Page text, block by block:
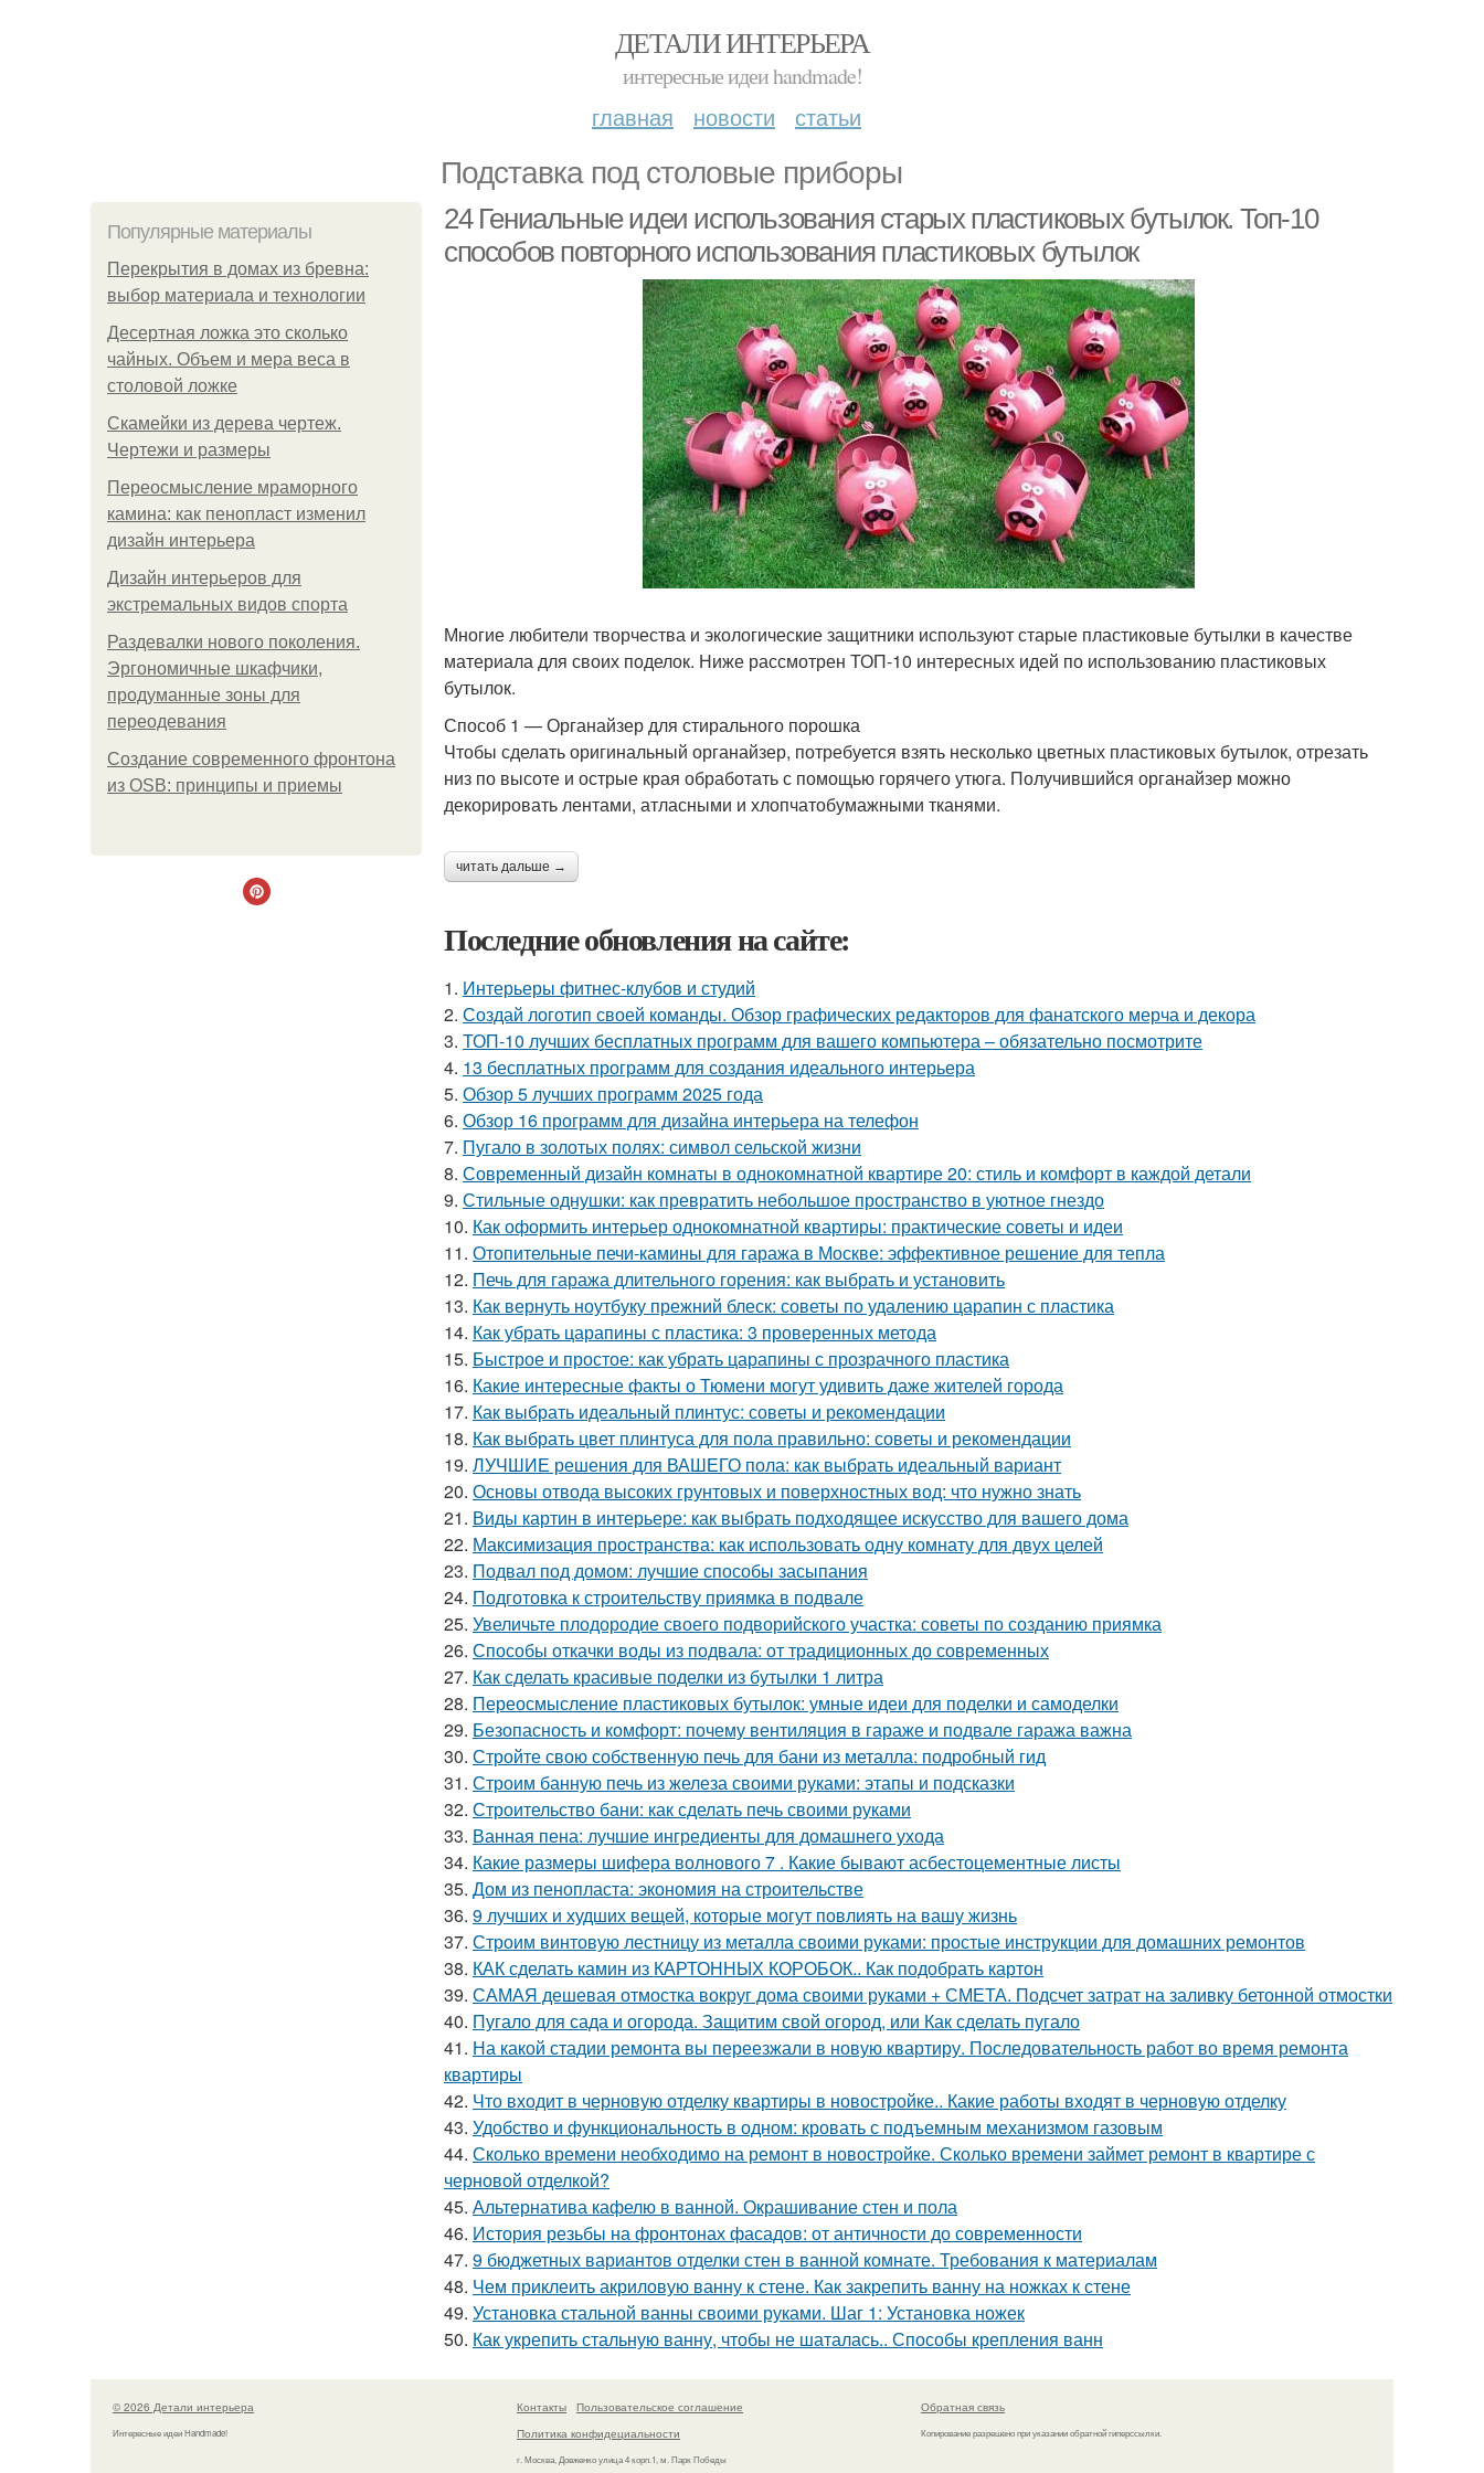
ДЕТАЛИ ИНТЕРЬЕРА
интересные идеи handmade!
главная новости статьи
Подставка под столовые приборы
Популярные материалы
Перекрытия в домах из бревна:
выбор материала и технологии
Десертная ложка это сколько
чайных. Объем и мера веса в
столовой ложке
Скамейки из дерева чертеж.
Чертежи и размеры
Переосмысление мраморного
камина: как пенопласт изменил
дизайн интерьера
Дизайн интерьеров для
экстремальных видов спорта
Раздевалки нового поколения.
Эргономичные шкафчики,
продуманные зоны для
переодевания
Создание современного фронтона
из OSB: принципы и приемы
24 Гениальные идеи использования старых пластиковых бутылок. Топ-10
способов повторного использования пластиковых бутылок
Многие любители творчества и экологические защитники используют старые пластиковые бутылки в качестве
материала для своих поделок. Ниже рассмотрен ТОП-10 интересных идей по использованию пластиковых
бутылок.
Способ 1 — Органайзер для стирального порошка
Чтобы сделать оригинальный органайзер, потребуется взять несколько цветных пластиковых бутылок, отрезать
низ по высоте и острые края обработать с помощью горячего утюга. Получившийся органайзер можно
декорировать лентами, атласными и хлопчатобумажными тканями.
читать дальше →
Последние обновления на сайте:
1. Интерьеры фитнес-клубов и студий
2. Создай логотип своей команды. Обзор графических редакторов для фанатского мерча и декора
3. ТОП-10 лучших бесплатных программ для вашего компьютера – обязательно посмотрите
4. 13 бесплатных программ для создания идеального интерьера
5. Обзор 5 лучших программ 2025 года
6. Обзор 16 программ для дизайна интерьера на телефон
7. Пугало в золотых полях: символ сельской жизни
8. Современный дизайн комнаты в однокомнатной квартире 20: стиль и комфорт в каждой детали
9. Стильные однушки: как превратить небольшое пространство в уютное гнездо
10. Как оформить интерьер однокомнатной квартиры: практические советы и идеи
11. Отопительные печи-камины для гаража в Москве: эффективное решение для тепла
12. Печь для гаража длительного горения: как выбрать и установить
13. Как вернуть ноутбуку прежний блеск: советы по удалению царапин с пластика
14. Как убрать царапины с пластика: 3 проверенных метода
15. Быстрое и простое: как убрать царапины с прозрачного пластика
16. Какие интересные факты о Тюмени могут удивить даже жителей города
17. Как выбрать идеальный плинтус: советы и рекомендации
18. Как выбрать цвет плинтуса для пола правильно: советы и рекомендации
19. ЛУЧШИЕ решения для ВАШЕГО пола: как выбрать идеальный вариант
20. Основы отвода высоких грунтовых и поверхностных вод: что нужно знать
21. Виды картин в интерьере: как выбрать подходящее искусство для вашего дома
22. Максимизация пространства: как использовать одну комнату для двух целей
23. Подвал под домом: лучшие способы засыпания
24. Подготовка к строительству приямка в подвале
25. Увеличьте плодородие своего подворийского участка: советы по созданию приямка
26. Способы откачки воды из подвала: от традиционных до современных
27. Как сделать красивые поделки из бутылки 1 литра
28. Переосмысление пластиковых бутылок: умные идеи для поделки и самоделки
29. Безопасность и комфорт: почему вентиляция в гараже и подвале гаража важна
30. Стройте свою собственную печь для бани из металла: подробный гид
31. Строим банную печь из железа своими руками: этапы и подсказки
32. Строительство бани: как сделать печь своими руками
33. Ванная пена: лучшие ингредиенты для домашнего ухода
34. Какие размеры шифера волнового 7 . Какие бывают асбестоцементные листы
35. Дом из пенопласта: экономия на строительстве
36. 9 лучших и худших вещей, которые могут повлиять на вашу жизнь
37. Строим винтовую лестницу из металла своими руками: простые инструкции для домашних ремонтов
38. КАК сделать камин из КАРТОННЫХ КОРОБОК.. Как подобрать картон
39. САМАЯ дешевая отмостка вокруг дома своими руками + СМЕТА. Подсчет затрат на заливку бетонной отмостки
40. Пугало для сада и огорода. Защитим свой огород, или Как сделать пугало
41. На какой стадии ремонта вы переезжали в новую квартиру. Последовательность работ во время ремонта
квартиры
42. Что входит в черновую отделку квартиры в новостройке.. Какие работы входят в черновую отделку
43. Удобство и функциональность в одном: кровать с подъемным механизмом газовым
44. Сколько времени необходимо на ремонт в новостройке. Сколько времени займет ремонт в квартире с
черновой отделкой?
45. Альтернатива кафелю в ванной. Окрашивание стен и пола
46. История резьбы на фронтонах фасадов: от античности до современности
47. 9 бюджетных вариантов отделки стен в ванной комнате. Требования к материалам
48. Чем приклеить акриловую ванну к стене. Как закрепить ванну на ножках к стене
49. Установка стальной ванны своими руками. Шаг 1: Установка ножек
50. Как укрепить стальную ванну, чтобы не шаталась.. Способы крепления ванн
© 2026 Детали интерьера
Интересные идеи Handmade!
Контакты
Пользовательское соглашение
Политика конфидециальности
г. Москва, Довженко улица 4 корп.1, м. Парк Победы
Обратная связь
Копирование разрешено при указании обратной гиперссылки.